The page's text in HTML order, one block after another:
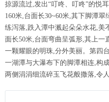
掠源流过,发出“叮咚、叮咚”的悦
160米,台面长30~60米,其下脚潭
练泻落,跌入潭中溅起朵朵水花,美
面长50米,台面弯曲呈弧形,其上一
一颗耀眼的明珠,分外美丽。第四
一湖潭与大瀑布下的脚潭相连,构
两侧涓涓细流碎玉飞花般撒落,令